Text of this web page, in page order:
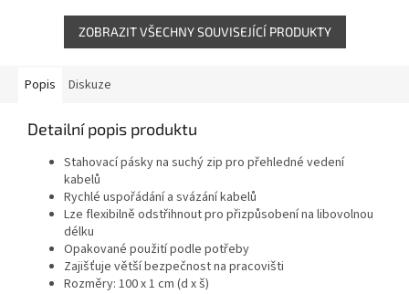
tím také zajišťuje větší...
tím také zajišťuje větší...
ZOBRAZIT VŠECHNY SOUVISEJÍCÍ PRODUKTY
Popis Diskuze
Detailní popis produktu
Stahovací pásky na suchý zip pro přehledné vedení
kabelů
Rychlé uspořádání a svázání kabelů
Lze flexibilně odstřihnout pro přizpůsobení na libovolnou
délku
Opakované použití podle potřeby
Zajišťuje větší bezpečnost na pracovišti
Rozměry: 100 x 1 cm (d x š)